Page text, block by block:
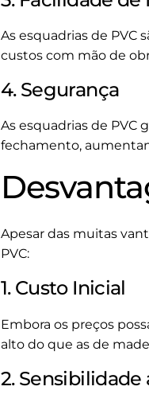
As esquadrias de PVC
custos com mão de
4. Segurança
As esquadrias de
fechamento,
Apesar das muitas
PVC:
1. Custo Inicial
Embora os preços
alto do que as de
2.